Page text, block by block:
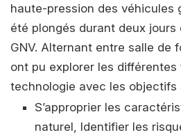
haute-pression des véhicules
été plongés durant deux jours
GNV. Alternant entre salle de
ont pu explorer les
technologie avec les objectifs
S’approprier les
naturel, Identifier les